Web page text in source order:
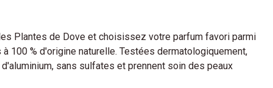
Plantes de Dove et choisissez votre parfum favori parmi
100 % d'origine naturelle. Testées dermatologiquement,
sans sulfates et prennent soin des peaux